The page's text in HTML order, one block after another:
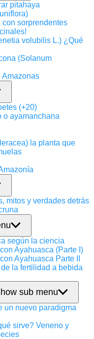
pitahaya
con sorprendentes
volubilis L.) ¿Qué
(Solanum
Amazonas
(+20)
o ayamanchana
la planta que
mitos y verdades detrás
según la ciencia
Ayahuasca (Parte I)
Ayahuasca Parte II
la fertilidad a bebida
sub menu
un nuevo paradigma
sirve? Veneno y